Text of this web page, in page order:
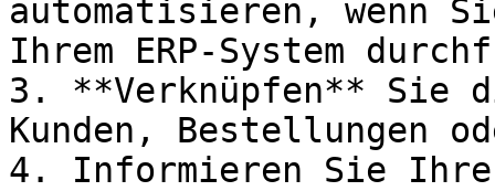
automatisieren, wenn
Ihrem ERP-System
3. **Verknüpfen** Sie
Kunden, Bestellungen
4. Informieren Sie Ihre